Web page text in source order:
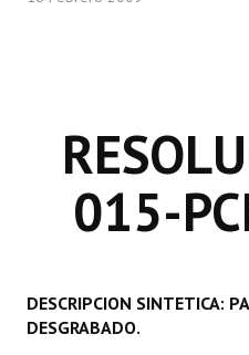
LEGISLACIÓN
Constitución Nacional
Constitución Provincial
Reglamento Interno
015-
DESCRIPCION SINTETICA:
DESGRABADO.